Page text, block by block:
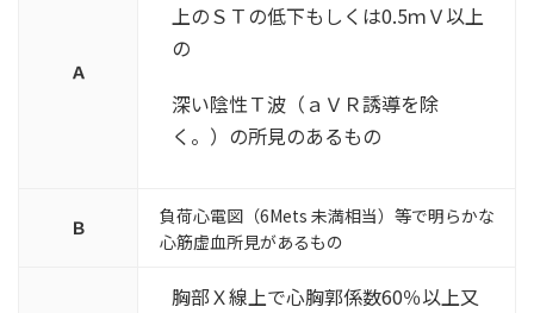
Ａ
上のＳＴの低下もしくは0.5ｍＶ以上
の
深い陰性Ｔ波（ａＶＲ誘導を除
く。）の所見のあるもの
Ｂ
負荷心電図（6Mets 未満相当）等で明らかな
心筋虚血所見があるもの
胸部Ｘ線上で心胸郭係数60％以上又